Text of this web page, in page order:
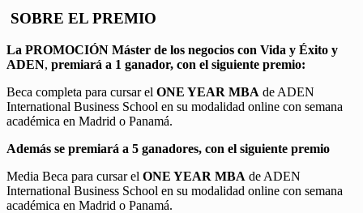
SOBRE EL PREMIO
La PROMOCIÓN Máster de los negocios con Vida y Éxito y
ADEN, premiará a 1 ganador, con el siguiente premio:
Beca completa para cursar el ONE YEAR MBA de ADEN
International Business School en su modalidad online con semana
académica en Madrid o Panamá.
Además se premiará a 5 ganadores, con el siguiente premio
Media Beca para cursar el ONE YEAR MBA de ADEN
International Business School en su modalidad online con semana
académica en Madrid o Panamá.